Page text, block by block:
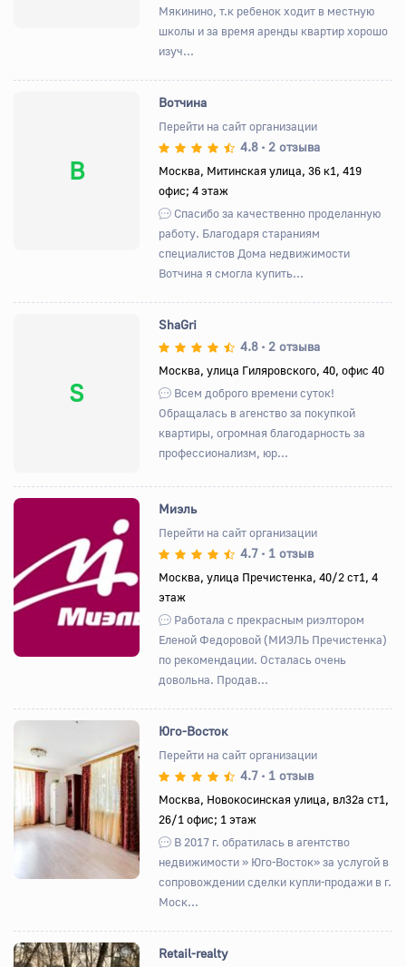
Мякинино, т.к ребенок ходит в местную
школы и за время аренды квартир хорошо
изуч...
В
Вотчина
Перейти на сайт организации
4.8 • 2 отзыва
Москва, Митинская улица, 36 к1, 419
офис; 4 этаж
Спасибо за качественно проделанную
работу. Благодаря стараниям
специалистов Дома недвижимости
Вотчина я смогла купить...
S
ShaGri
4.8 • 2 отзыва
Москва, улица Гиляровского, 40, офис 40
Всем доброго времени суток!
Обращалась в агенство за покупкой
квартиры, огромная благодарность за
профессионализм, юр...
Назад Вперед
Миэль
Перейти на сайт организации
4.7 • 1 отзыв
Москва, улица Пречистенка, 40/2 ст1, 4
этаж
Работала с прекрасным риэлтором
Еленой Федоровой (МИЭЛЬ Пречистенка)
по рекомендации. Осталась очень
довольна. Продав...
Назад Вперед
Юго-Восток
Перейти на сайт организации
4.7 • 1 отзыв
Москва, Новокосинская улица, вл32а ст1,
26/1 офис; 1 этаж
В 2017 г. обратилась в агентство
недвижимости » Юго-Восток» за услугой в
сопровождении сделки купли-продажи в г.
Моск...
Retail-realty